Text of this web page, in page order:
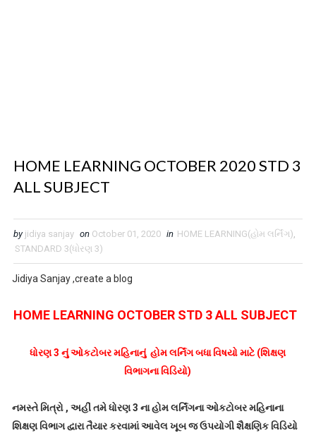
HOME LEARNING OCTOBER 2020 STD 3
ALL SUBJECT
by jidiya sanjay on October 01, 2020 in HOME LEARNING(હોમ લર્નિંગ),
STANDARD 3(ધોરણ 3)
Jidiya Sanjay ,create a blog
HOME LEARNING OCTOBER STD 3 ALL SUBJECT
ધોરણ 3 નું ઓકટોબર મહિનાનું હોમ લર્નિંગ બધા વિષયો માટે (શિક્ષણ
વિભાગના વિડિયો)
નમસ્તે મિત્રો , અહીં તમે ધોરણ 3 ના હોમ લર્નિંગના ઓકટોબર મહિનાના
શિક્ષણ વિભાગ દ્વારા તૈયાર કરવામાં આવેલ ખૂબ જ ઉપયોગી શૈક્ષણિક વિડિયો